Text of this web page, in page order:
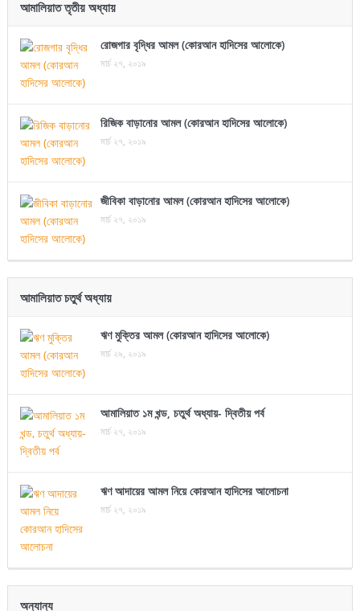
আমালিয়াত তৃতীয় অধ্যায়
রোজগার বৃদ্ধির আমল (কোরআন হাদিসের আলোকে)
মার্চ ২৭, ২০১৯
রিজিক বাড়ানোর আমল (কোরআন হাদিসের আলোকে)
মার্চ ২৭, ২০১৯
জীবিকা বাড়ানোর আমল (কোরআন হাদিসের আলোকে)
মার্চ ২৭, ২০১৯
আমালিয়াত চতুর্থ অধ্যায়
ঋণ মুক্তির আমল (কোরআন হাদিসের আলোকে)
মার্চ ২৯, ২০১৯
আমালিয়াত ১ম খন্ড, চতুর্থ অধ্যায়- দ্বিতীয় পর্ব
মার্চ ২৭, ২০১৯
ঋণ আদায়ের আমল নিয়ে কোরআন হাদিসের আলোচনা
মার্চ ২৭, ২০১৯
অন্যান্য